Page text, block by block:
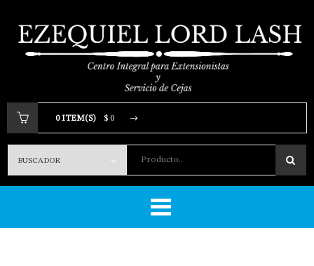
Producto..
0 ITEM(S) $ 0
Tu carrito está vacio.